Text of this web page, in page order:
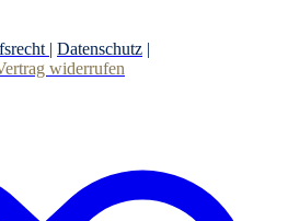
| Datenschutz |
widerrufen